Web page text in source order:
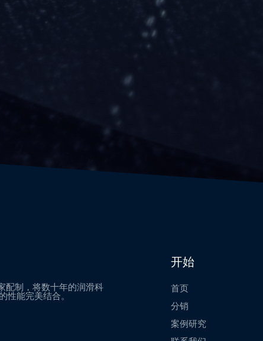
配制，将数十年的润滑科
性能完美结合。
开始
首页
分销
案例研究